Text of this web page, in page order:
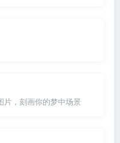
片，刻画你的梦中场景